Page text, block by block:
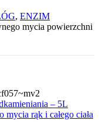
, ENZIM
mycia powierzchni
– 5L
rąk i całego ciała